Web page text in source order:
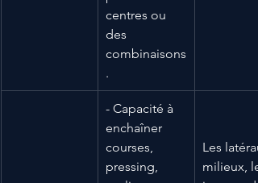
centres ou
des
combinaisons
.
- Capacité à
enchaîner
courses,
pressing,
Les
milieux,